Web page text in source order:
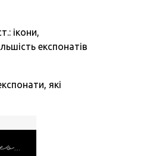
ікони,
експонатів
які